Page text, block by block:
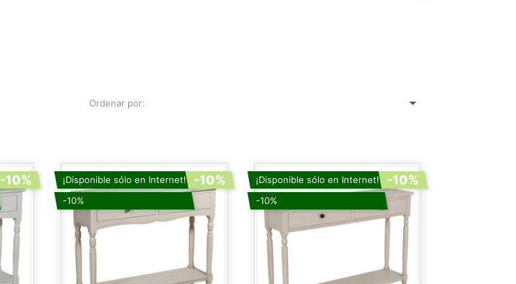
Ordenar por: 
-10%
¡Disponible sólo en Internet!
-10%
-10%
¡Disponible sólo en Internet!
-10%
-10%